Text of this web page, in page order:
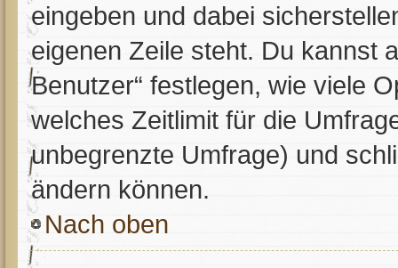
eingeben und dabei
eigenen Zeile steht. Du kannst
Benutzer“ festlegen, wie viele
welches Zeitlimit für die
unbegrenzte Umfrage) und
ändern können.
Nach oben